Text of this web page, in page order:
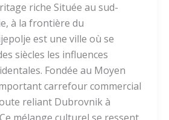
riche Située au sud-
à la frontière du
est une ville où se
siècles les influences
Fondée au Moyen
carrefour commercial
reliant Dubrovnik à